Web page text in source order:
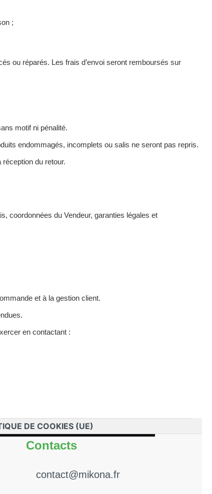
;
ou réparés. Les frais d’envoi seront remboursés sur
motif ni pénalité.
endommagés, incomplets ou salis ne seront pas repris.
du retour.
coordonnées du Vendeur, garanties légales et
et à la gestion client.
en contactant :
DE COOKIES (UE)
Contacts
contact@mikona.fr